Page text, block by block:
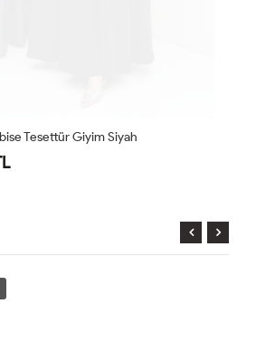
Tesettür Giyim Siyah